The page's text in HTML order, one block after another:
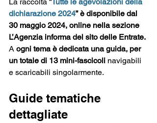
La raccolta “Tutte le agevolazioni della
dichiarazione 2024” è disponibile dal
30 maggio 2024, online nella sezione
L’Agenzia informa del sito delle Entrate.
A ogni tema è dedicata una guida, per
un totale di 13 mini-fascicoli navigabili
e scaricabili singolarmente.
Guide tematiche
dettagliate